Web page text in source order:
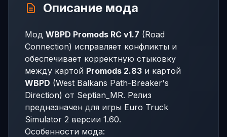
Описание мода
Мод WBPD Promods RC v1.7 (Road
Connection) исправляет конфликты и
обеспечивает корректную стыковку
между картой Promods 2.83 и картой
WBPD (West Balkans Path-Breaker's
Direction) от Septian_MR. Релиз
предназначен для игры Euro Truck
Simulator 2 версии 1.60.
Особенности мода: